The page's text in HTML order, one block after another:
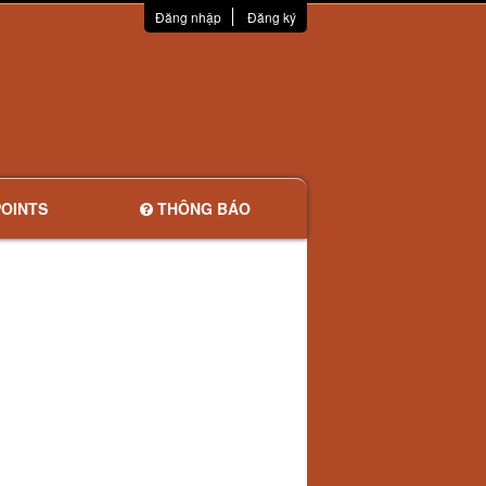
Đăng nhập Đăng ký
THÔNG BÁO